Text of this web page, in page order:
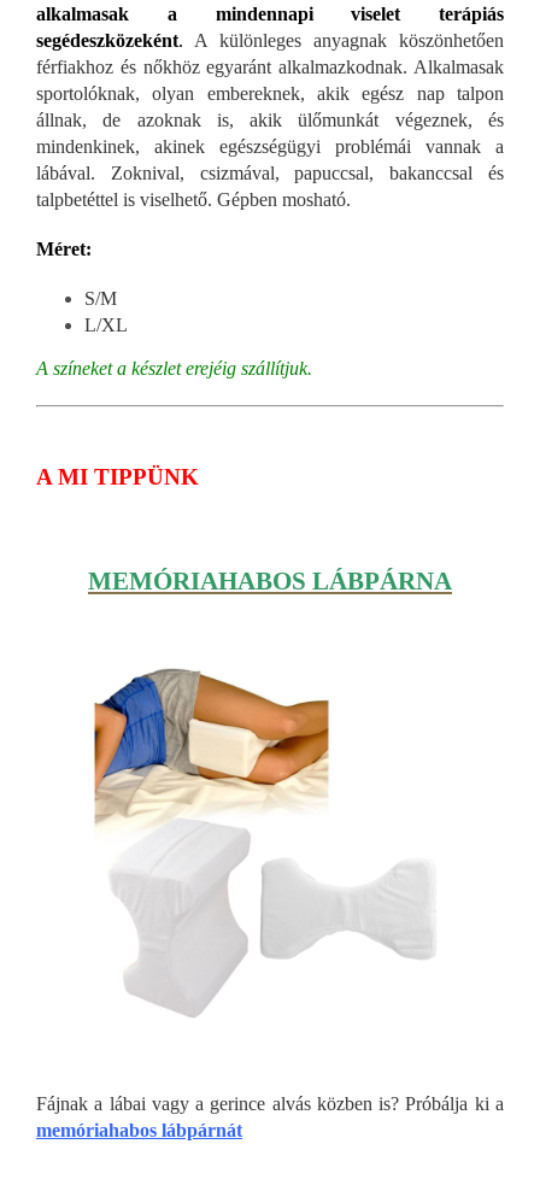
alkalmasak a mindennapi viselet terápiás
segédeszközeként. A különleges anyagnak köszönhetően
férfiakhoz és nőkhöz egyaránt alkalmazkodnak. Alkalmasak
sportolóknak, olyan embereknek, akik egész nap talpon
állnak, de azoknak is, akik ülőmunkát végeznek, és
mindenkinek, akinek egészségügyi problémái vannak a
lábával. Zoknival, csizmával, papuccsal, bakanccsal és
talpbetéttel is viselhető. Gépben mosható.
Méret:
S/M
L/XL
A színeket a készlet erejéig szállítjuk.
A MI TIPPÜNK
MEMÓRIAHABOS LÁBPÁRNA
Fájnak a lábai vagy a gerince alvás közben is? Próbálja ki a
memóriahabos lábpárnát